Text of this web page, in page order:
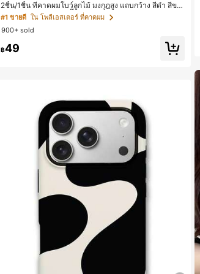
2ชิ้น/1ชิ้น ที่คาดผมโบว์ลูกไม้ มงกุฎสูง แถบกว้าง สีดำ สีขา
ว สำหรับใส่ประจำวัน กิ๊บติดผม ยางรัดผม (ลายปักดอกไม้จั
ดวางแบบสุ่ม)
#1 ขายดี ใน โพลีเอสเตอร์ ที่คาดผม
900+ sold
฿49